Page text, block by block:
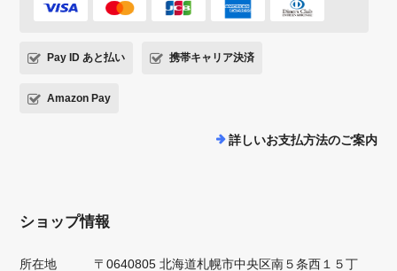
Pay ID あと払い 携帯キャリア決済
Amazon Pay
詳しいお支払方法のご案内
ショップ情報
所在地
〒0640805 北海道札幌市中央区南５条西１５丁